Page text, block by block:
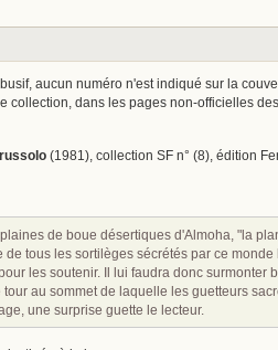
aucun numéro n'est indiqué sur la
collection, dans les pages non-officielles
(1981), collection SF n° (8), édition
de boue désertiques d'Almoha, "la
tous les sortilèges sécrétés par ce
les soutenir. Il lui faudra donc
au sommet de laquelle les guetteurs
une surprise guette le lecteur.